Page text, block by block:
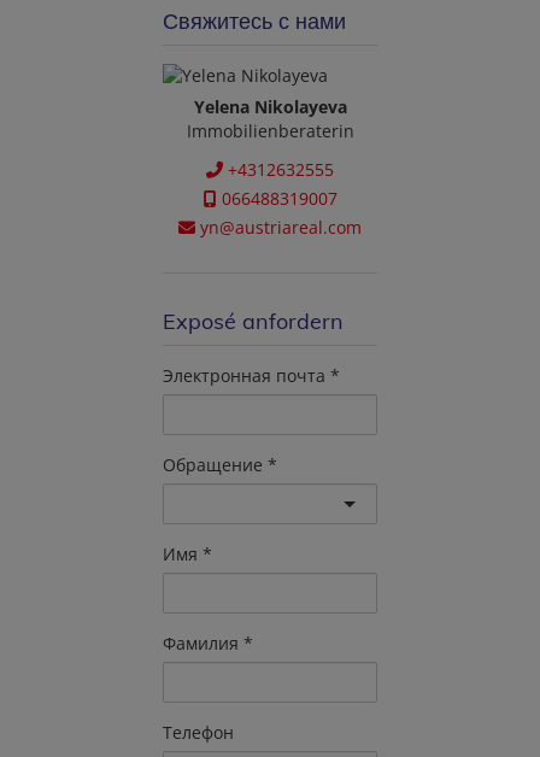
Свяжитесь с нами
Yelena Nikolayeva
Immobilienberaterin
+4312632555
066488319007
yn@austriareal.com
Exposé anfordern
Электронная почта
Обращение
Имя
Фамилия
Телефон